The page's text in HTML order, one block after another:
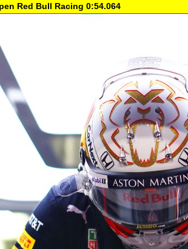
Red Bull Racing 0:54.064